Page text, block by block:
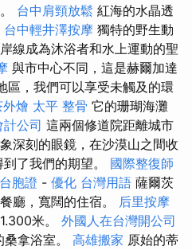
台中肩頸放鬆 紅海的水晶透
台中輕井澤按摩 獨特的野生動
線成為沐浴者和水上運動的聖
與市中心不同，這是赫爾加達
區，我們可以享受未觸及的環
燴 太平 整骨 它的珊瑚海灘
計公司 這兩個修道院距離城市
深刻的眼鏡，在沙漠山之間收
了我們的期望。 國際整復師
胞證 - 優化 台灣用語 薩爾茨
廳，寬闊的住宿。 后里按摩
米。 外國人在台灣開公司
拿浴室。 高雄搬家 原始的蒂